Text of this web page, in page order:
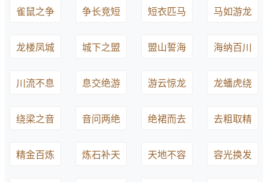
雀鼠之争 争长竞短 短衣匹马 马如游龙
龙楼凤城 城下之盟 盟山誓海 海纳百川
川流不息 息交绝游 游云惊龙 龙蟠虎绕
绕梁之音 音问两绝 绝裙而去 去粗取精
精金百炼 炼石补天 天地不容 容光换发